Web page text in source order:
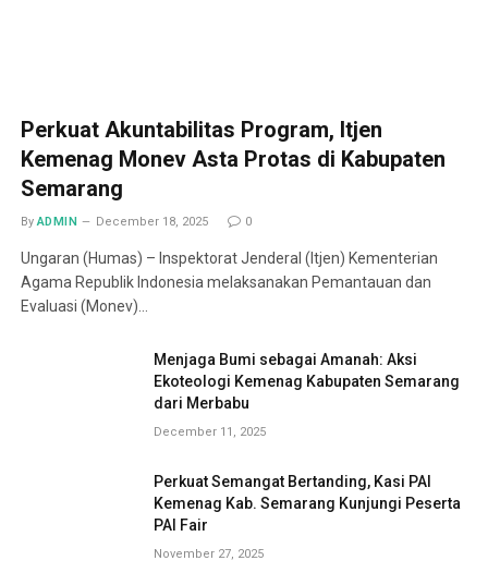
Perkuat Akuntabilitas Program, Itjen
Kemenag Monev Asta Protas di Kabupaten
Semarang
By ADMIN December 18, 2025 0
Ungaran (Humas) – Inspektorat Jenderal (Itjen) Kementerian
Agama Republik Indonesia melaksanakan Pemantauan dan
Evaluasi (Monev)…
Menjaga Bumi sebagai Amanah: Aksi
Ekoteologi Kemenag Kabupaten Semarang
dari Merbabu
December 11, 2025
Perkuat Semangat Bertanding, Kasi PAI
Kemenag Kab. Semarang Kunjungi Peserta
PAI Fair
November 27, 2025